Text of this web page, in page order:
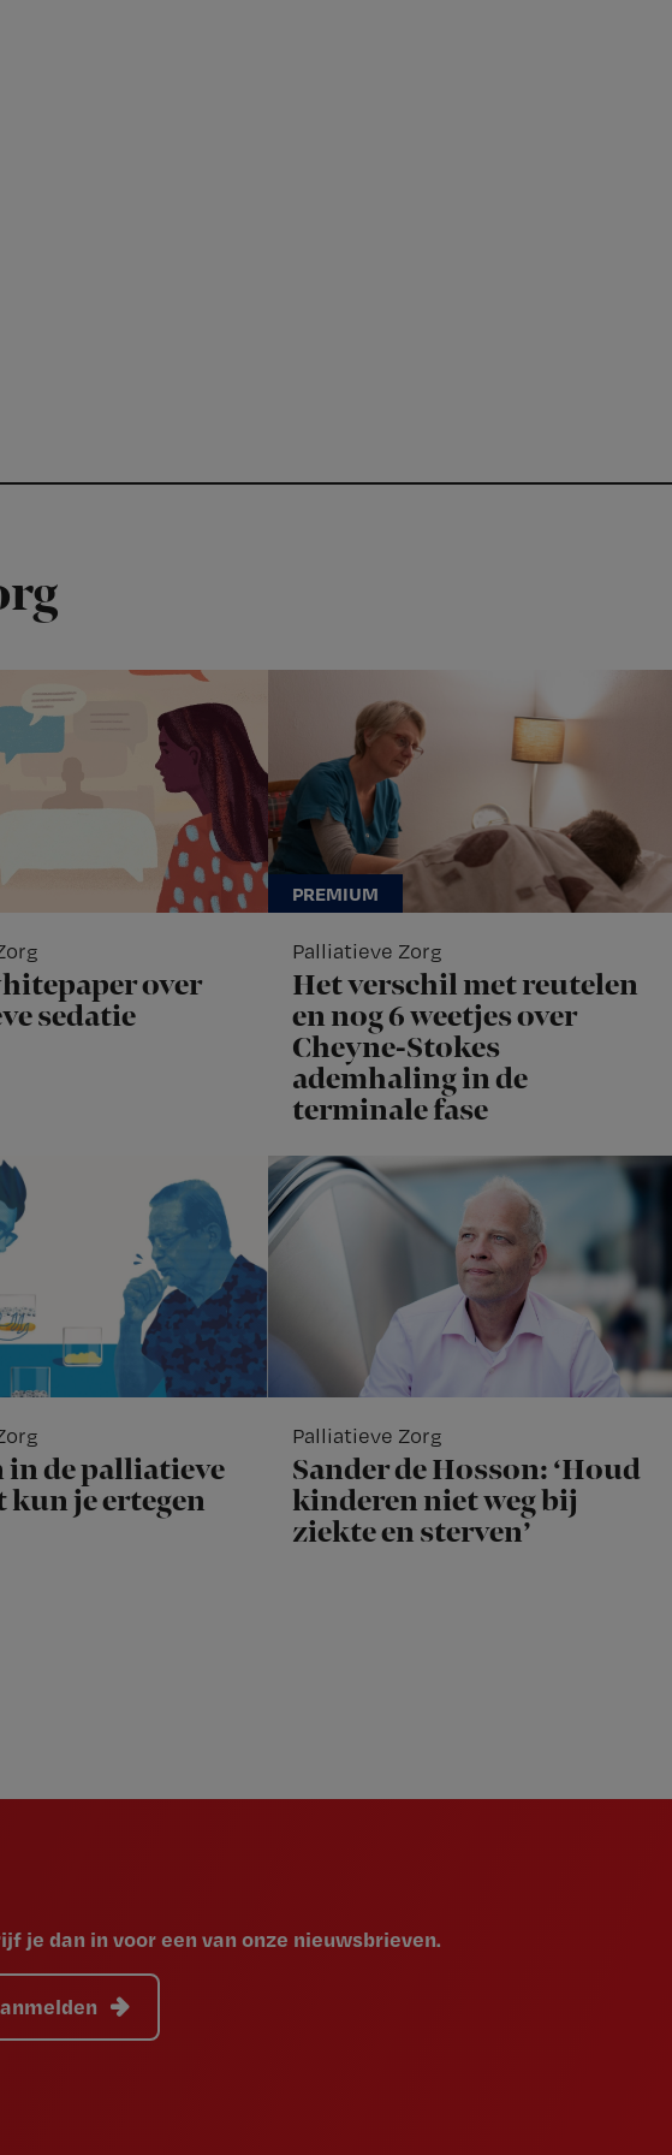
over
sedatie
Palliatieve Zorg
Het verschil met reutelen
en nog 6 weetjes over
Cheyne-Stokes
ademhaling in de
terminale fase
in de palliatieve
kun je ertegen
Palliatieve Zorg
Sander de Hosson: ‘Houd
kinderen niet weg bij
ziekte en sterven’
je dan in voor een van onze nieuwsbrieven.